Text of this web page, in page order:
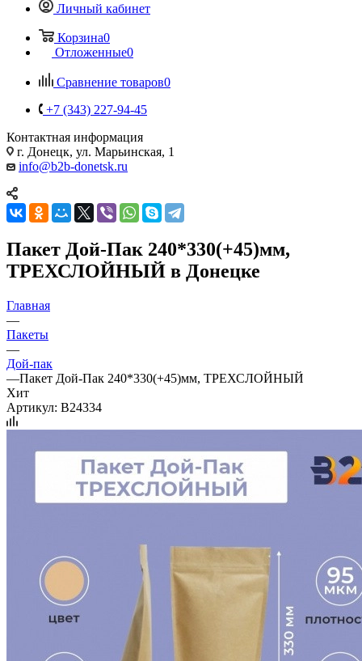
Личный кабинет
Корзина0
Отложенные0
Сравнение товаров0
+7 (343) 227-94-45
Контактная информация
г. Донецк, ул. Марьинская, 1
info@b2b-donetsk.ru
Пакет Дой-Пак 240*330(+45)мм,
ТРЕХСЛОЙНЫЙ в Донецке
Главная
—
Пакеты
—
Дой-пак
—Пакет Дой-Пак 240*330(+45)мм, ТРЕХСЛОЙНЫЙ
Хит
Артикул: B24334